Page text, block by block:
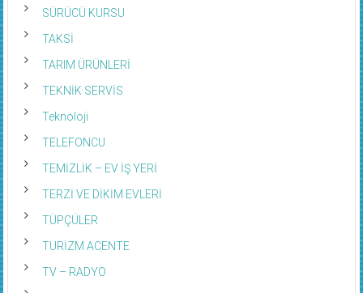
SÜRÜCÜ KURSU
TAKSİ
TARIM ÜRÜNLERİ
TEKNİK SERVİS
Teknoloji
TELEFONCU
TEMİZLİK – EV İŞ YERİ
TERZİ VE DİKİM EVLERİ
TÜPÇÜLER
TURİZM ACENTE
TV – RADYO